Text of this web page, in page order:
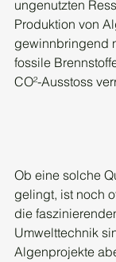
ungenutzten
Produktion von
gewinnbringend
fossile
CO²-Ausstoss
Ob eine solche
gelingt, ist noch
die
Umwelttechnik
Algenprojekte